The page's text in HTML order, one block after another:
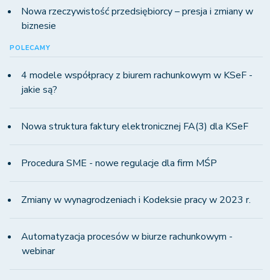
Nowa rzeczywistość przedsiębiorcy – presja i zmiany w
biznesie
POLECAMY
4 modele współpracy z biurem rachunkowym w KSeF -
jakie są?
Nowa struktura faktury elektronicznej FA(3) dla KSeF
Procedura SME - nowe regulacje dla firm MŚP
Zmiany w wynagrodzeniach i Kodeksie pracy w 2023 r.
Automatyzacja procesów w biurze rachunkowym -
webinar